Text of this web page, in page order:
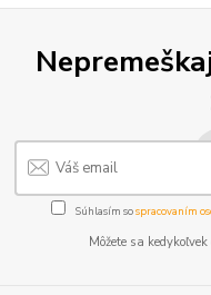
Súhlasím sospracovaním
Môžete sa